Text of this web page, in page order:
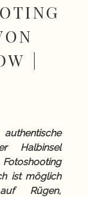
|
Halbinsel
ist möglich
Rügen,